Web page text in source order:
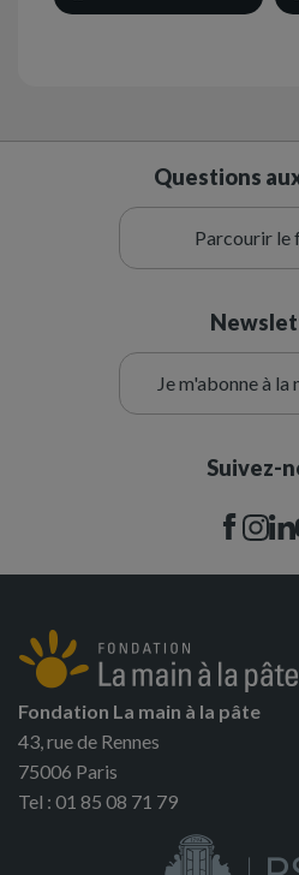
Questions
Parcourir le
Je m'abonne à
Suivez-
Fondation La main à la pâte
43, rue de Rennes
75006 Paris
Tel : 01 85 08 71 79